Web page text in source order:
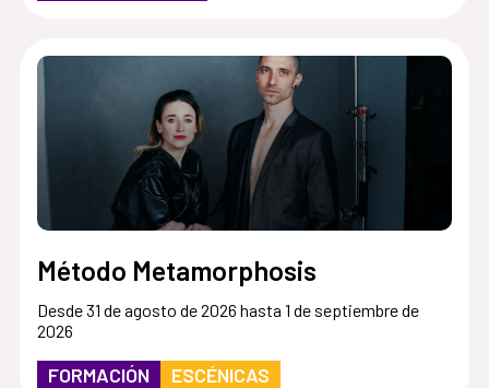
Método Metamorphosis
Desde 31 de agosto de 2026 hasta 1 de septiembre de
2026
FORMACIÓN ESCÉNICAS